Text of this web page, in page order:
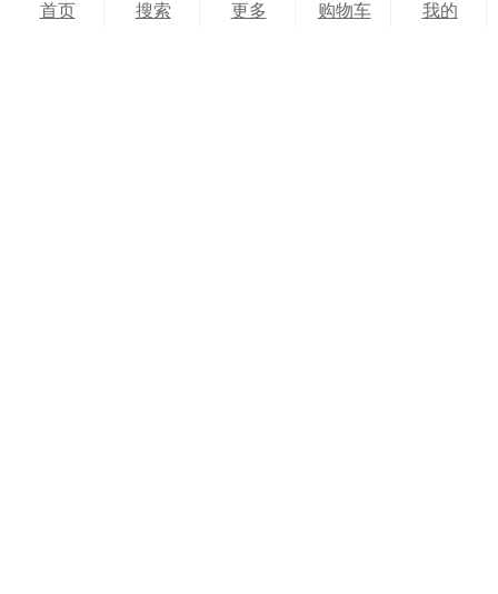
首页 搜索 更多 购物车 我的